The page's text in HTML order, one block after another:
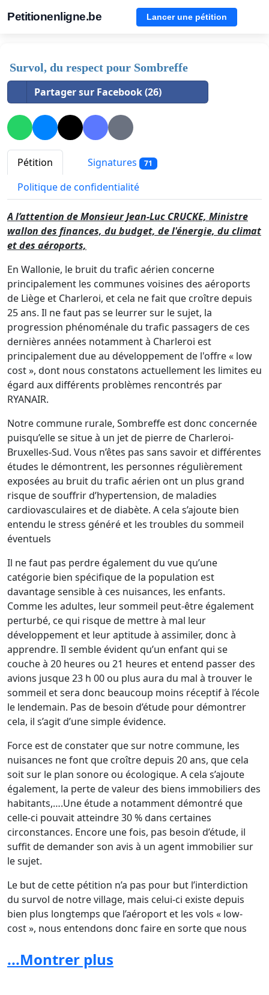
Petitionenligne.be Lancer une pétition
Survol, du respect pour Sombreffe
Partager sur Facebook (26)
Pétition Signatures 71
Politique de confidentialité
A l’attention de Monsieur Jean-Luc CRUCKE, Ministre
wallon des finances, du budget, de l'énergie, du climat
et des aéroports,
En Wallonie, le bruit du trafic aérien concerne
principalement les communes voisines des aéroports
de Liège et Charleroi, et cela ne fait que croître depuis
25 ans. Il ne faut pas se leurrer sur le sujet, la
progression phénoménale du trafic passagers de ces
dernières années notamment à Charleroi est
principalement due au développement de l'offre « low
cost », dont nous constatons actuellement les limites eu
égard aux différents problèmes rencontrés par
RYANAIR.
Notre commune rurale, Sombreffe est donc concernée
puisqu’elle se situe à un jet de pierre de Charleroi-
Bruxelles-Sud. Vous n’êtes pas sans savoir et différentes
études le démontrent, les personnes régulièrement
exposées au bruit du trafic aérien ont un plus grand
risque de souffrir d’hypertension, de maladies
cardiovasculaires et de diabète. A cela s’ajoute bien
entendu le stress généré et les troubles du sommeil
éventuels
Il ne faut pas perdre également du vue qu’une
catégorie bien spécifique de la population est
davantage sensible à ces nuisances, les enfants.
Comme les adultes, leur sommeil peut-être également
perturbé, ce qui risque de mettre à mal leur
développement et leur aptitude à assimiler, donc à
apprendre. Il semble évident qu’un enfant qui se
couche à 20 heures ou 21 heures et entend passer des
avions jusque 23 h 00 ou plus aura du mal à trouver le
sommeil et sera donc beaucoup moins réceptif à l’école
le lendemain. Pas de besoin d’étude pour démontrer
cela, il s’agit d’une simple évidence.
Force est de constater que sur notre commune, les
nuisances ne font que croître depuis 20 ans, que cela
soit sur le plan sonore ou écologique. A cela s’ajoute
également, la perte de valeur des biens immobiliers des
habitants,….Une étude a notamment démontré que
celle-ci pouvait atteindre 30 % dans certaines
circonstances. Encore une fois, pas besoin d’étude, il
suffit de demander son avis à un agent immobilier sur
le sujet.
Le but de cette pétition n’a pas pour but l’interdiction
du survol de notre village, mais celui-ci existe depuis
bien plus longtemps que l’aéroport et les vols « low-
cost », nous entendons donc faire en sorte que nous
nuisances mentionnées ci-dessus. En deux mots que
nous soyons RESPECTÉS !
...Montrer plus